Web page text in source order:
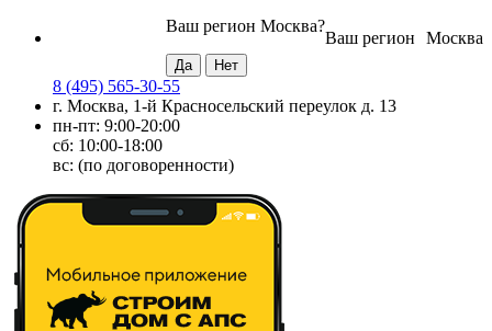
Москва
Ваш регион
Ваш регион Москва?
8 (495) 565-30-55
г. Москва, 1-й Красносельский переулок д. 13
пн-пт: 9:00-20:00
сб: 10:00-18:00
вс: (по договоренности)